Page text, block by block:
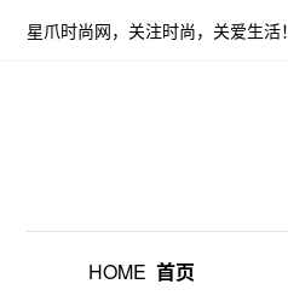
星爪时尚网，关注时尚，关爱生活！
HOME 首页